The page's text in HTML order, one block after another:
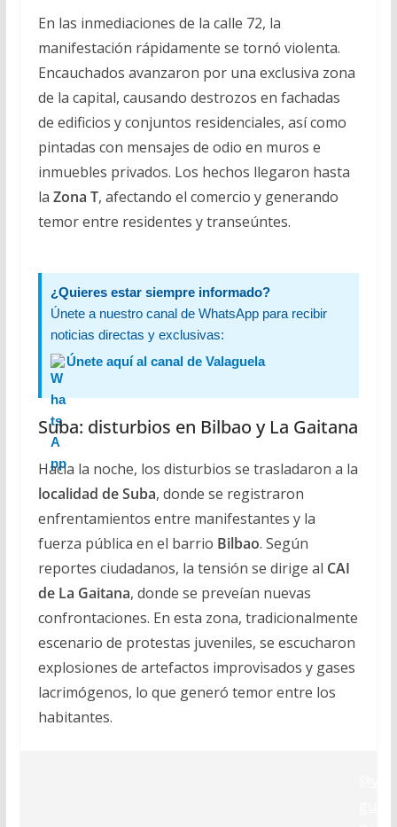
En las inmediaciones de la calle 72, la
manifestación rápidamente se tornó violenta.
Encauchados avanzaron por una exclusiva zona
de la capital, causando destrozos en fachadas
de edificios y conjuntos residenciales, así como
pintadas con mensajes de odio en muros e
inmuebles privados. Los hechos llegaron hasta
la Zona T, afectando el comercio y generando
temor entre residentes y transeúntes.
¿Quieres estar siempre informado?
Únete a nuestro canal de WhatsApp para recibir
noticias directas y exclusivas:
Únete aquí al canal de Valaguela
Suba: disturbios en Bilbao y La Gaitana
Hacia la noche, los disturbios se trasladaron a la
localidad de Suba, donde se registraron
enfrentamientos entre manifestantes y la
fuerza pública en el barrio Bilbao. Según
reportes ciudadanos, la tensión se dirige al CAI
de La Gaitana, donde se preveían nuevas
confrontaciones. En esta zona, tradicionalmente
escenario de protestas juveniles, se escucharon
explosiones de artefactos improvisados y gases
lacrimógenos, lo que generó temor entre los
habitantes.